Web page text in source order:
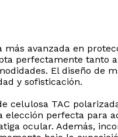
avanzada en
perfectamente
El diseño de
y sofisticación.
TAC
perfecta para
ocular. Además,